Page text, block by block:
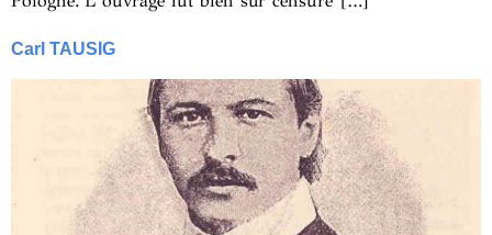
Carl TAUSIG